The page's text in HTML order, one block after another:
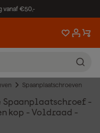
vanaf €50,-
Spaanplaatschroeven
Spaanplaatschroef -
kop - Voldraad -